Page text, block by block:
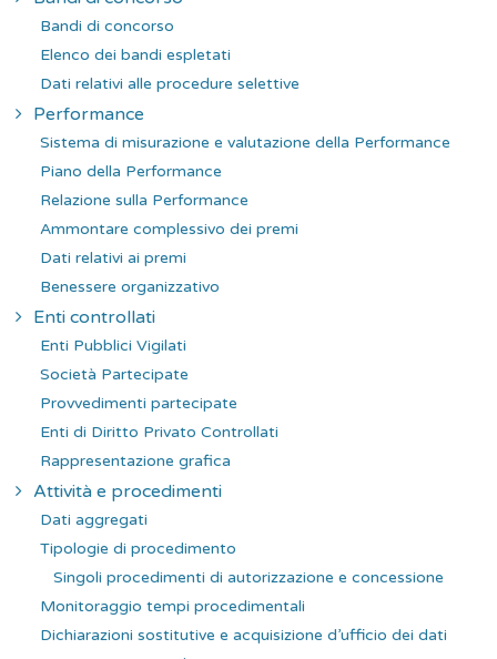
Bandi di concorso
Elenco dei bandi espletati
Dati relativi alle procedure selettive
Performance
Sistema di misurazione e valutazione della Performance
Piano della Performance
Relazione sulla Performance
Ammontare complessivo dei premi
Dati relativi ai premi
Benessere organizzativo
Enti controllati
Enti Pubblici Vigilati
Società Partecipate
Provvedimenti partecipate
Enti di Diritto Privato Controllati
Rappresentazione grafica
Attività e procedimenti
Dati aggregati
Tipologie di procedimento
Singoli procedimenti di autorizzazione e concessione
Monitoraggio tempi procedimentali
Dichiarazioni sostitutive e acquisizione d’ufficio dei dati